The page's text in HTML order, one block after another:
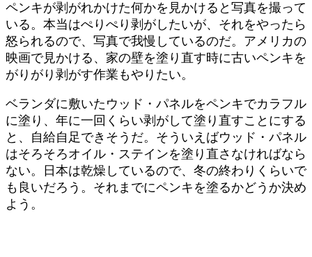
ペンキが剥がれかけた何かを見かけると写真を撮って
いる。本当はぺりぺり剥がしたいが、それをやったら
怒られるので、写真で我慢しているのだ。アメリカの
映画で見かける、家の壁を塗り直す時に古いペンキを
がりがり剥がす作業もやりたい。
ベランダに敷いたウッド・パネルをペンキでカラフル
に塗り、年に一回くらい剥がして塗り直すことにする
と、自給自足できそうだ。そういえばウッド・パネル
はそろそろオイル・ステインを塗り直さなければなら
ない。日本は乾燥しているので、冬の終わりくらいで
も良いだろう。それまでにペンキを塗るかどうか決め
よう。